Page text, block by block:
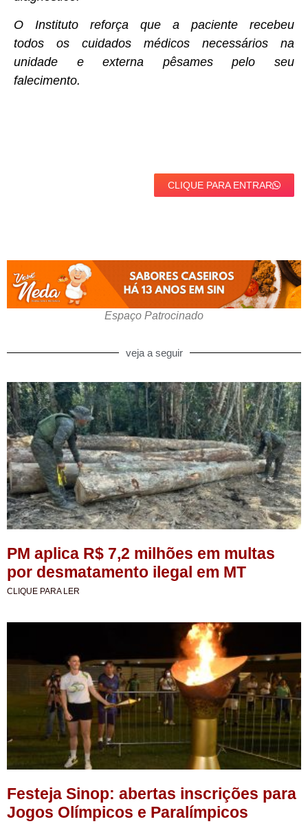
O Instituto reforça que a paciente recebeu
todos os cuidados médicos necessários na
unidade e externa pêsames pelo seu
falecimento.
CLIQUE PARA ENTRAR
Espaço Patrocinado
veja a seguir
PM aplica R$ 7,2 milhões em multas
por desmatamento ilegal em MT
CLIQUE PARA LER
Festeja Sinop: abertas inscrições para
Jogos Olímpicos e Paralímpicos